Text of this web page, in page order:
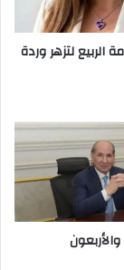
الربيع لتزهر وردة